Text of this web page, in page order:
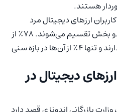
هستند.
بیش از ۵۰٪ از کاربران ارزهای دیجیتال مرد
هستند. گروه‌های سنی هم به دو بخش تقسیم می‌شوند. ۷۸٪ از
کاربران در بازه سنی ۱۸-۴۴ قرار دارند و تنها ۴٪ از آن‌ها در بازه سنی
دیجیتال در